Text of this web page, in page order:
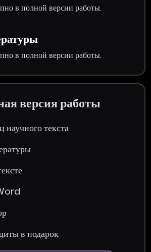
в полной версии работы.
в полной версии работы.
версия работы
научного текста
в подарок